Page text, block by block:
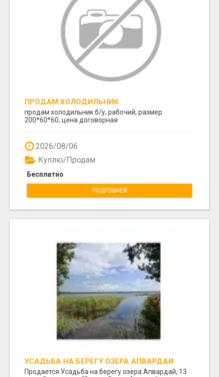
ПРОДАМ ХОЛОДИЛЬНИК
продам холодильник б/у, рабочий, размер
200*60*60, цена договорная
2026/08/06
Бесплатно
Куплю/Продам
ПОДРОБНЕЙ
УСАДЬБА НА БЕРЕГУ ОЗЕРА АПВАРДАЙ
Продается Усадьба на берегу озера Апвардай, 13